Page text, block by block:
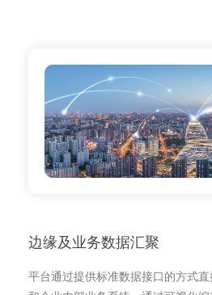
边缘及业务数据汇聚
平台通过提供标准数据接口的方式